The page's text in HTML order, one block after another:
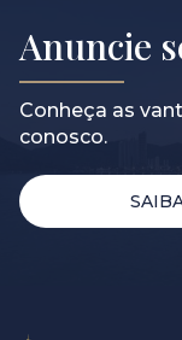
Anuncie
Conheça as
conosco.